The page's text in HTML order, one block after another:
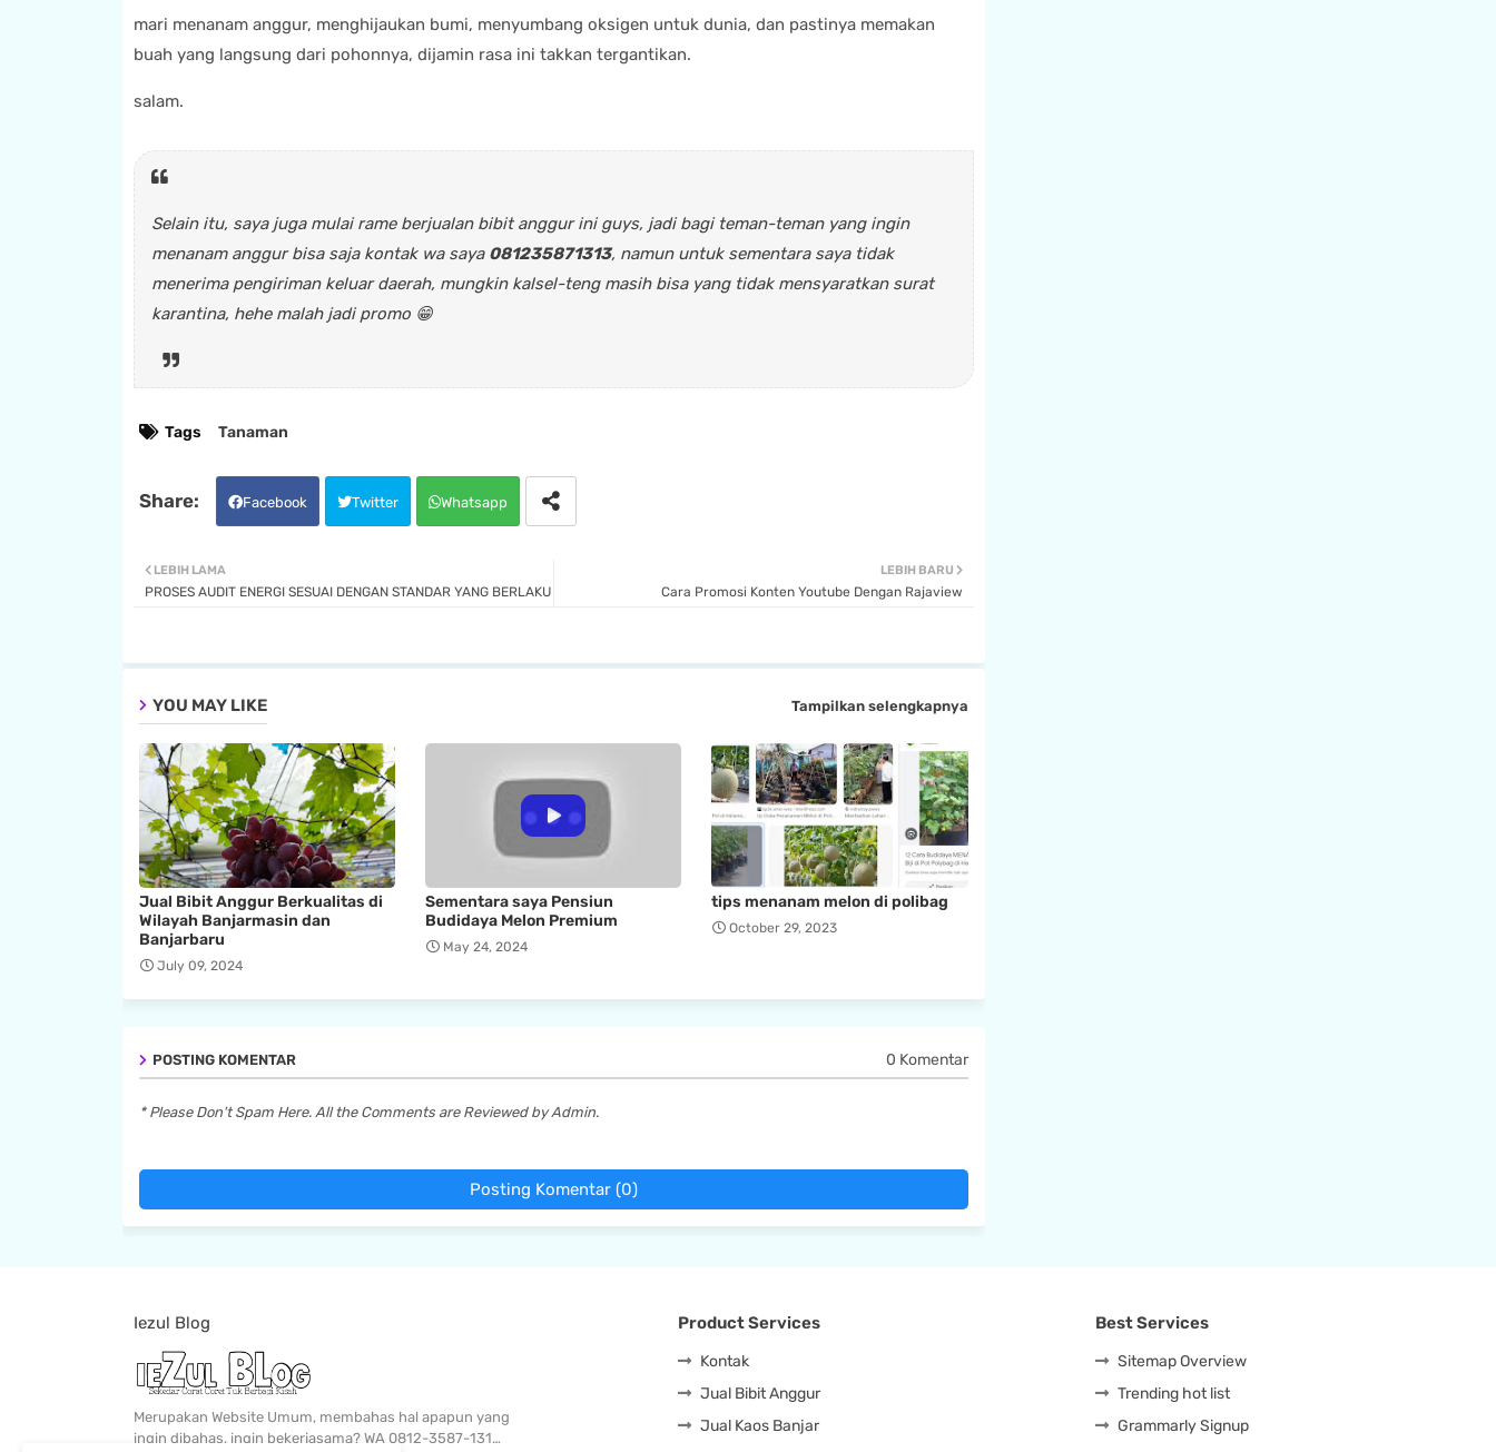
mari menanam anggur, menghijaukan bumi, menyumbang oksigen untuk dunia, dan pastinya memakan
buah yang langsung dari pohonnya, dijamin rasa ini takkan tergantikan.
salam.
Selain itu, saya juga mulai rame berjualan bibit anggur ini guys, jadi bagi teman-teman yang ingin
menanam anggur bisa saja kontak wa saya 081235871313, namun untuk sementara saya tidak
menerima pengiriman keluar daerah, mungkin kalsel-teng masih bisa yang tidak mensyaratkan surat
karantina, hehe malah jadi promo 😁
Tags Tanaman
Facebook Twitter Whatsapp
LEBIH BARU
Cara Promosi Konten Youtube Dengan Rajaview
LEBIH LAMA
PROSES AUDIT ENERGI SESUAI DENGAN STANDAR YANG BERLAKU
YOU MAY LIKE Tampilkan selengkapnya
Jual Bibit Anggur Berkualitas di
Wilayah Banjarmasin dan
Banjarbaru
July 09, 2024
Sementara saya Pensiun
Budidaya Melon Premium
May 24, 2024
tips menanam melon di polibag
October 29, 2023
POSTING KOMENTAR 0 Komentar
* Please Don't Spam Here. All the Comments are Reviewed by Admin.
Posting Komentar (0)
Iezul Blog
Merupakan Website Umum, membahas hal apapun yang
ingin dibahas, ingin bekerjasama? WA 0812-3587-131…
Product Services
Kontak
Jual Bibit Anggur
Jual Kaos Banjar
Best Services
Sitemap Overview
Trending hot list
Grammarly Signup